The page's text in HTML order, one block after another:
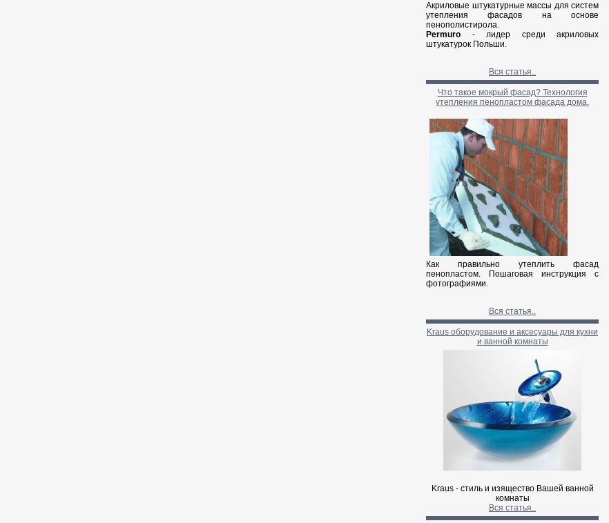
Акриловые штукатурные массы для систем
утепления фасадов на основе
пенополистирола.
Permuro - лидер среди акриловых
штукатурок Польши.
Вся статья..
Что такое мокрый фасад? Технология
утепления пенопластом фасада дома.
Как правильно утеплить фасад
пенопластом. Пошаговая инструкция с
фотографиями.
Вся статья..
Kraus оборудование и аксесуары для кухни
и ванной комнаты
Kraus - стиль и изящество Вашей ванной
комнаты
Вся статья..